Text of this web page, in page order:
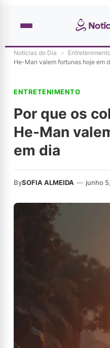
Notícias do Dia »
He-Man valem fortunas hoje em
ENTRETENIMENTO
Por que os
He-Man
em dia
BySOFIA ALMEIDA — junho